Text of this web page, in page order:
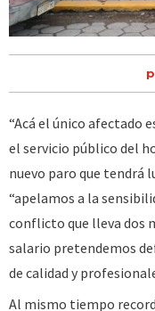
“Acá el único afectado
el servicio público del
nuevo paro que tendrá
“apelamos a la
conflicto que lleva dos
salario pretendemos
de calidad y
Al mismo tiempo